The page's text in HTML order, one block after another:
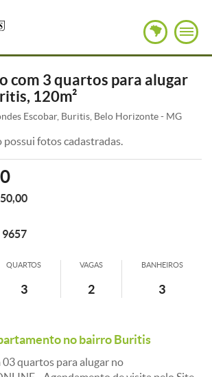
com 3 quartos para alugar
120m²
Escobar, Buritis, Belo Horizonte - MG
possui fotos cadastradas.
9657
QUARTOS
3
VAGAS
2
BANHEIROS
3
no bairro Buritis
quartos para alugar no